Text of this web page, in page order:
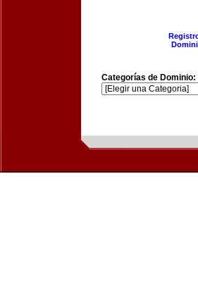
Categorías de Dominio: